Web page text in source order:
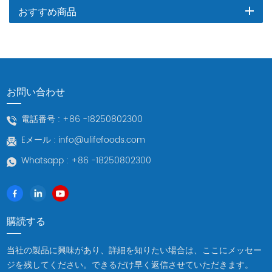
おすすめ商品
お問い合わせ
電話番号 : +86 -18250802300
Eメール : info@ulifefoods.com
Whatsapp : +86 -18250802300
購読する
当社の製品に興味があり、詳細を知りたい場合は、ここにメッセー
ジを残してください。できるだけ早く返信させていただきます。